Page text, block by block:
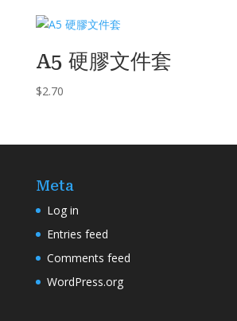
A5 硬膠文件套
$2.70
Meta
Log in
Entries feed
Comments feed
WordPress.org